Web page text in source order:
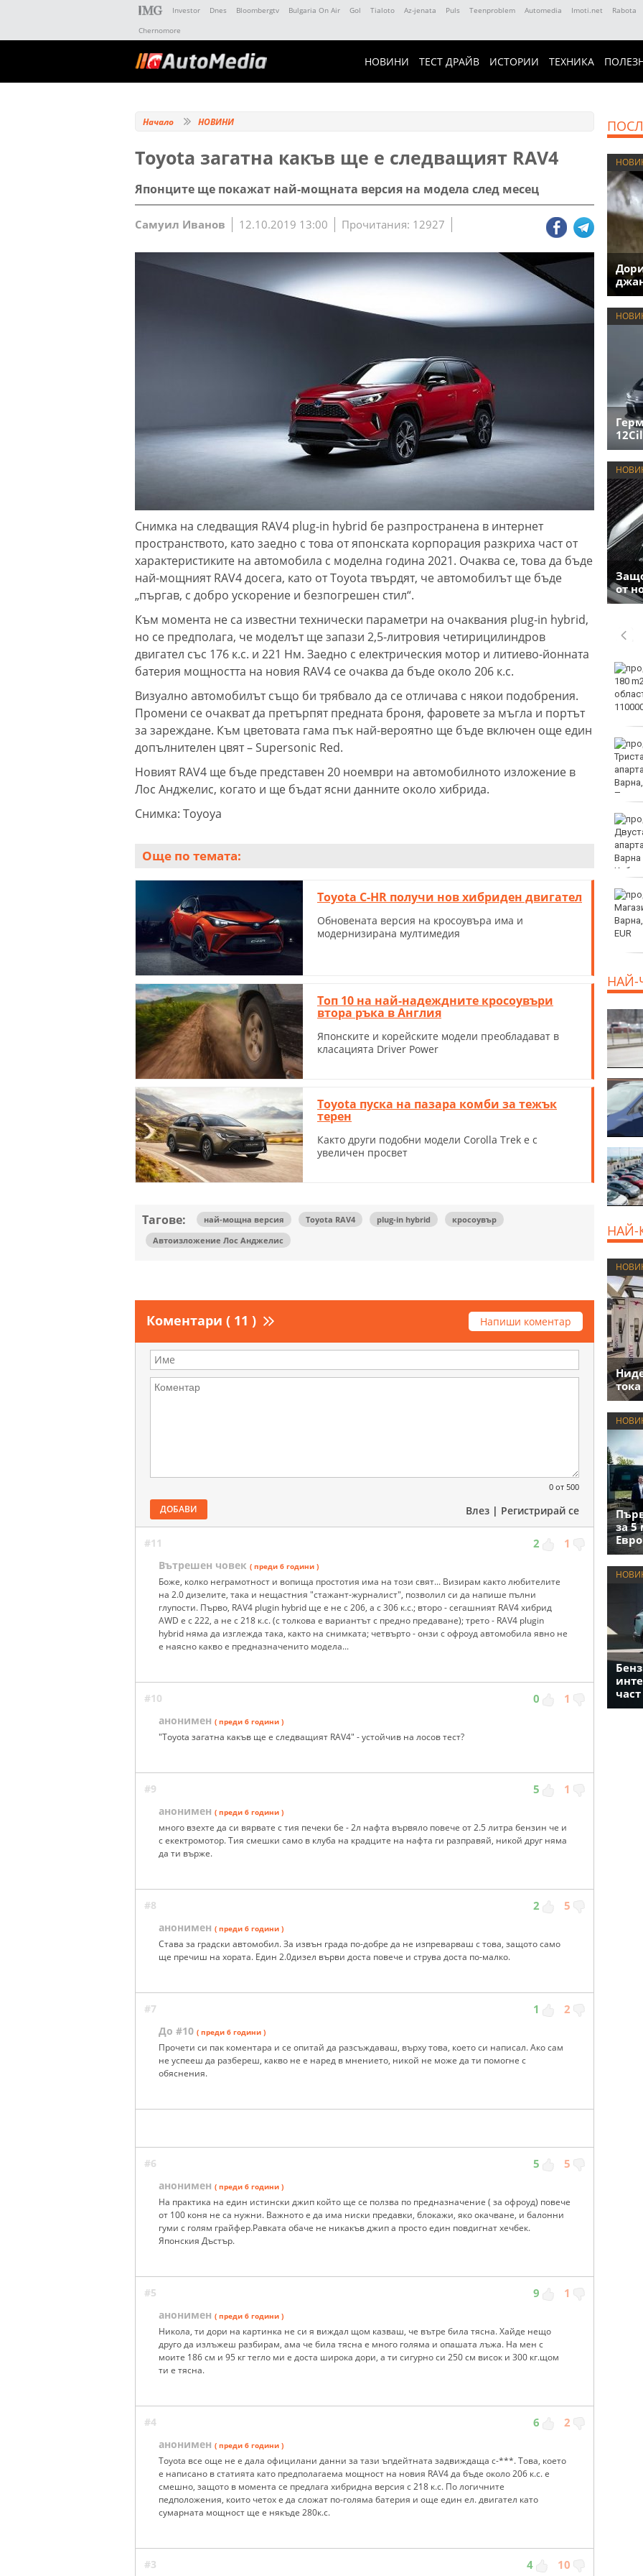
Investor Dnes Bloombergtv Bulgaria On Air Gol Tialoto Az-jenata Puls Teenproblem Automedia Imoti.net Rabota
Chernomore
НОВИНИ ТЕСТ ДРАЙВ ИСТОРИИ ТЕХНИКА
Начало НОВИНИ
Toyota загатна какъв ще е следващият RAV4
Японците ще покажат най-мощната версия на модела след месец
Самуил Иванов 12.10.2019 13:00 Прочитания: 12927
Снимка на следващия RAV4 plug-in hybrid бе разпространена в интернет
пространството, като заедно с това от японската корпорация разкриха част от
характеристиките на автомобила с моделна година 2021. Очаква се, това да бъде
най-мощният RAV4 досега, като от Toyota твърдят, че автомобилът ще бъде
„пъргав, с добро ускорение и безпогрешен стил“.
Към момента не са известни технически параметри на очаквания plug-in hybrid,
но се предполага, че моделът ще запази 2,5-литровия четирицилиндров
двигател със 176 к.с. и 221 Нм. Заедно с електрическия мотор и литиево-йонната
батерия мощността на новия RAV4 се очаква да бъде около 206 к.с.
Визуално автомобилът също би трябвало да се отличава с някои подобрения.
Промени се очакват да претърпят предната броня, фаровете за мъгла и портът
за зареждане. Към цветовата гама пък най-вероятно ще бъде включен още един
допълнителен цвят – Supersonic Red.
Новият RAV4 ще бъде представен 20 ноември на автомобилното изложение в
Лос Анджелис, когато и ще бъдат ясни данните около хибрида.
Снимка: Toyoya
Още по темата:
Toyota C-HR получи нов хибриден двигател
Обновената версия на кросоувъра има и
модернизирана мултимедия
Топ 10 на най-надеждните кросоувъри
втора ръка в Англия
Японските и корейските модели преобладават в
класацията Driver Power
Toyota пуска на пазара комби за тежък
терен
Както други подобни модели Corolla Trek е с
увеличен просвет
Тагове: най-мощна версия Toyota RAV4 plug-in hybrid
кросоувър
Автоизложение Лос Анджелис
Коментари ( 11 ) Напиши коментар
0 от 500
ДОБАВИ Влез | Регистрирай се
#11 2 1
Вътрешен човек ( преди 6 години )
Боже, колко неграмотност и вопища простотия има на този свят... Визирам както любителите
на 2.0 дизелите, така и нещастния "стажант-журналист", позволил си да напише пълни
глупости. Първо, RAV4 plugin hybrid ще е не с 206, а с 306 к.с.; второ - сегашният RAV4 хибрид
AWD е с 222, а не с 218 к.с. (с толкова е вариантът с предно предаване); трето - RAV4 plugin
hybrid няма да изглежда така, както на снимката; четвърто - онзи с офроуд автомобила явно не
е наясно какво е предназначенито модела...
#10 0 1
анонимен ( преди 6 години )
"Toyota загатна какъв ще е следващият RAV4" - устойчив на лосов тест?
#9 5 1
анонимен ( преди 6 години )
много взехте да си вярвате с тия печеки бе - 2л нафта вървяло повече от 2.5 литра бензин че и
с екектромотор. Тия смешки само в клуба на крадците на нафта ги разправяй, никой друг няма
да ти върже.
#8 2 5
анонимен ( преди 6 години )
Става за градски автомобил. За извън града по-добре да не изпреварваш с това, защото само
ще пречиш на хората. Един 2.0дизел върви доста повече и струва доста по-малко.
#7 1 2
До #10 ( преди 6 години )
Прочети си пак коментара и се опитай да разсъждаваш, върху това, което си написал. Ако сам
не успееш да разбереш, какво не е наред в мнението, никой не може да ти помогне с
обяснения.
#6 5 5
анонимен ( преди 6 години )
На практика на един истински джип който ще се ползва по предназначение ( за офроуд) повече
от 100 коня не са нужни. Важното е да има ниски предавки, блокажи, яко окачване, и балонни
гуми с голям грайфер.Равката обаче не никакъв джип а просто един повдигнат хечбек.
Японския Дъстър.
#5 9 1
анонимен ( преди 6 години )
Никола, ти дори на картинка не си я виждал щом казваш, че вътре била тясна. Хайде нещо
друго да излъжеш разбирам, ама че била тясна е много голяма и опашата лъжа. На мен с
моите 186 см и 95 кг тегло ми е доста широка дори, а ти сигурно си 250 см висок и 300 кг.щом
ти е тясна.
#4 6 2
анонимен ( преди 6 години )
Toyota все още не е дала официлани данни за тази ъпдейтната задвиждаща с-***. Това, което
е написано в статията като предполагаема мощност на новия RAV4 да бъде около 206 к.с. е
смешно, защото в момента се предлага хибридна версия с 218 к.с. По логичните
педположения, които четох е да сложат по-голяма батерия и още един ел. двигател като
сумарната мощност ще е някъде 280к.с.
#3 4 10
от
Във Варна наградиха
Спартакиадата на ВМС
Насар в историята
Започна юбилейният 50-
и международен бридж
фестивал „Варна“
НАЙ-
НАЙ-
за 5
част